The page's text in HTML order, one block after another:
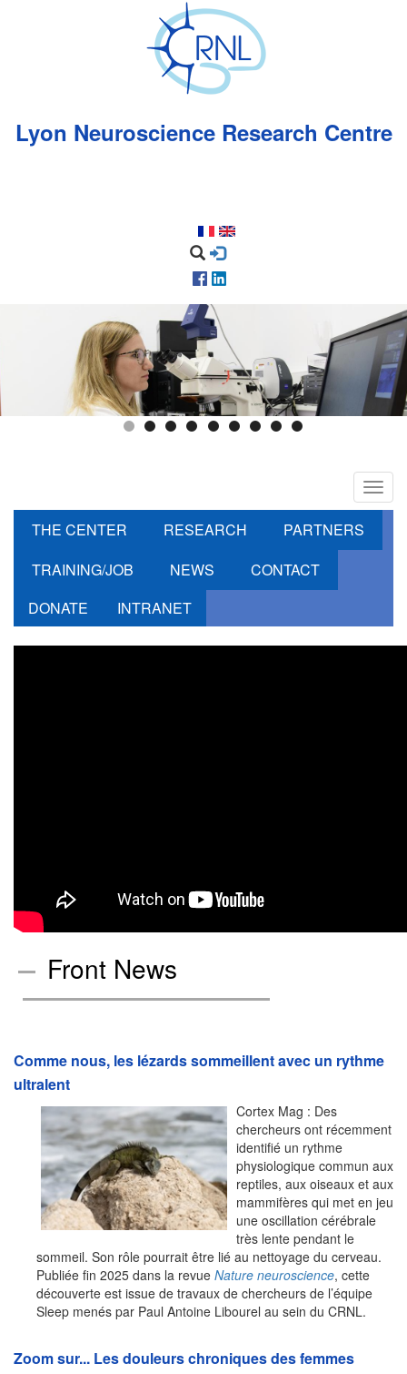
Lyon Neuroscience Research Centre
THE CENTER RESEARCH
PARTNERS
TRAINING/JOB
NEWS
CONTACT
DONATE
INTRANET
Front News
Comme nous, les lézards sommeillent avec un rythme
ultralent
Cortex Mag : Des
chercheurs ont récemment
identifié un rythme
physiologique commun aux
reptiles, aux oiseaux et aux
mammifères qui met en jeu
une oscillation cérébrale
très lente pendant le
sommeil. Son rôle pourrait être lié au nettoyage du cerveau.
Publiée fin 2025 dans la revue Nature neuroscience, cette
découverte est issue de travaux de chercheurs de l’équipe
Sleep menés par Paul Antoine Libourel au sein du CRNL.
Zoom sur... Les douleurs chroniques des femmes